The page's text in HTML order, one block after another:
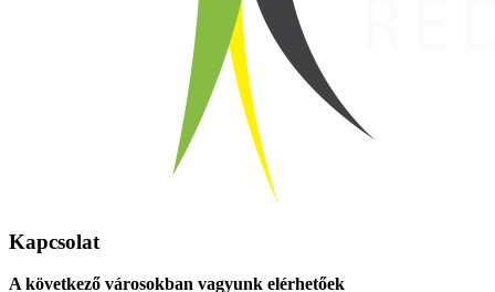
Kapcsolat
A következő városokban vagyunk elérhetőek